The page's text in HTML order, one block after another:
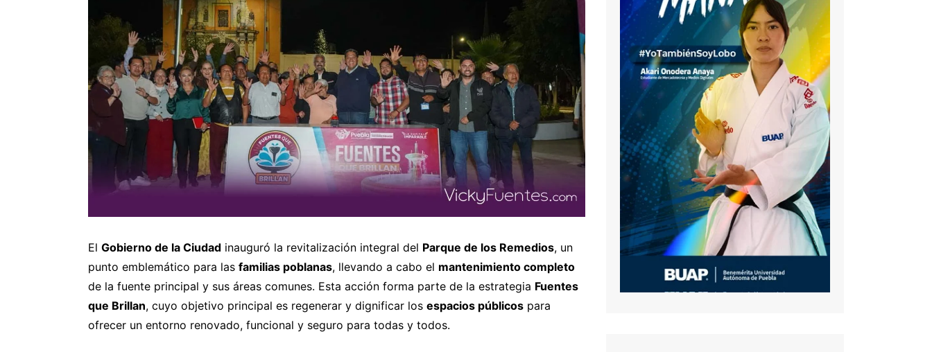
El Gobierno de la Ciudad inauguró la revitalización integral del Parque de los Remedios, un
punto emblemático para las familias poblanas, llevando a cabo el mantenimiento completo
de la fuente principal y sus áreas comunes. Esta acción forma parte de la estrategia Fuentes
que Brillan, cuyo objetivo principal es regenerar y dignificar los espacios públicos para
ofrecer un entorno renovado, funcional y seguro para todas y todos.